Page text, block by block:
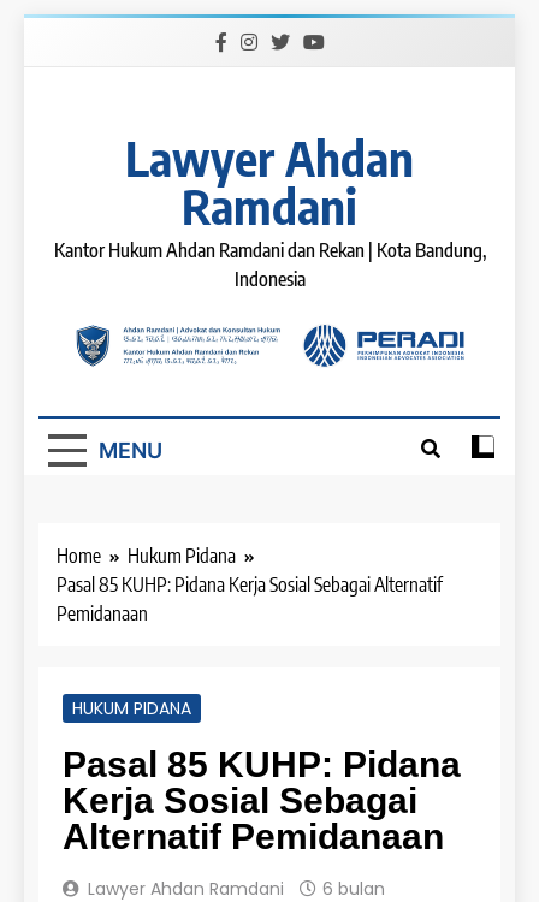
Lawyer Ahdan
Ramdani
Kantor Hukum Ahdan Ramdani dan Rekan | Kota Bandung,
Indonesia
MENU
Home
Hukum Pidana
Pasal 85 KUHP: Pidana Kerja Sosial Sebagai Alternatif
Pemidanaan
HUKUM PIDANA
Pasal 85 KUHP: Pidana
Kerja Sosial Sebagai
Alternatif Pemidanaan
Lawyer Ahdan Ramdani
6 bulan